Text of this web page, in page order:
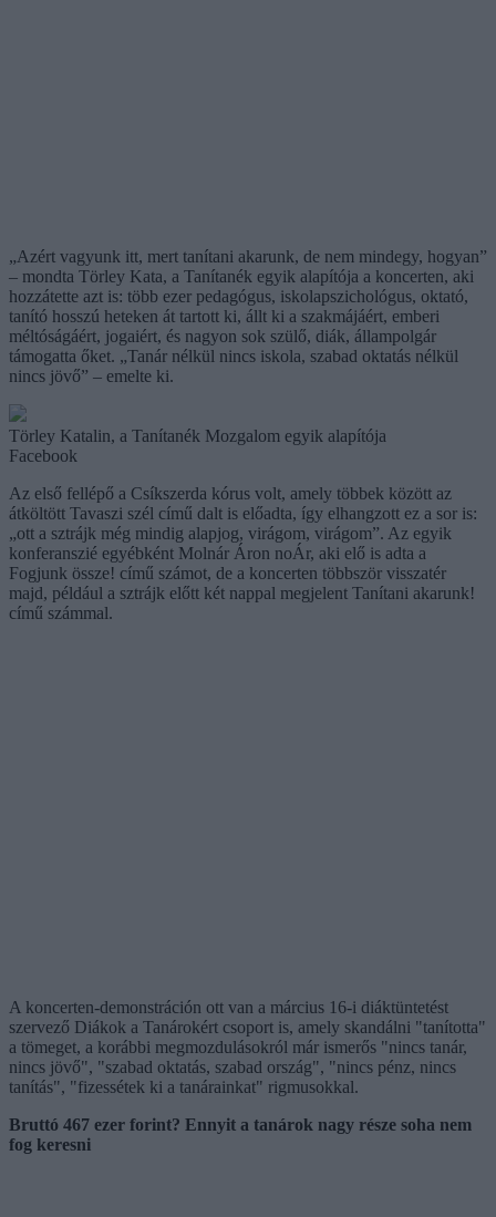
„Azért vagyunk itt, mert tanítani akarunk, de nem mindegy, hogyan”
– mondta Törley Kata, a Tanítanék egyik alapítója a koncerten, aki
hozzátette azt is: több ezer pedagógus, iskolapszichológus, oktató,
tanító hosszú heteken át tartott ki, állt ki a szakmájáért, emberi
méltóságáért, jogaiért, és nagyon sok szülő, diák, állampolgár
támogatta őket. „Tanár nélkül nincs iskola, szabad oktatás nélkül
nincs jövő” – emelte ki.
Törley Katalin, a Tanítanék Mozgalom egyik alapítója
Facebook
Az első fellépő a Csíkszerda kórus volt, amely többek között az
átköltött Tavaszi szél című dalt is előadta, így elhangzott ez a sor is:
„ott a sztrájk még mindig alapjog, virágom, virágom”. Az egyik
konferanszié egyébként Molnár Áron noÁr, aki elő is adta a
Fogjunk össze! című számot, de a koncerten többször visszatér
majd, például a sztrájk előtt két nappal megjelent Tanítani akarunk!
című számmal.
A koncerten-demonstráción ott van a március 16-i diáktüntetést
szervező Diákok a Tanárokért csoport is, amely skandálni "tanította"
a tömeget, a korábbi megmozdulásokról már ismerős "nincs tanár,
nincs jövő", "szabad oktatás, szabad ország", "nincs pénz, nincs
tanítás", "fizessétek ki a tanárainkat" rigmusokkal.
Bruttó 467 ezer forint? Ennyit a tanárok nagy része soha nem
fog keresni